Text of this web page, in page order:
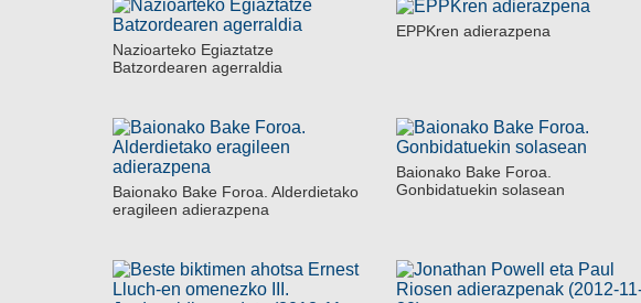
Nazioarteko Egiaztatze
Batzordearen agerraldia
EPPKren adierazpena
Baionako Bake Foroa. Alderdietako
eragileen adierazpena
Baionako Bake Foroa.
Gonbidatuekin solasean